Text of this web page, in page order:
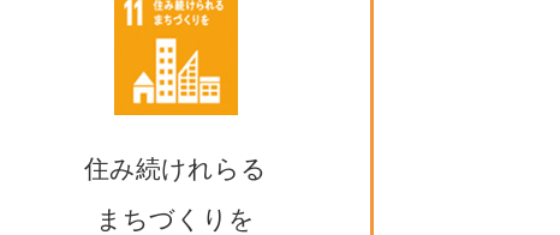
住み続けれらる
まちづくりを